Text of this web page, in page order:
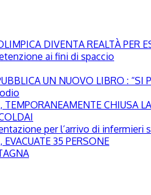
DIVENTA REALTÀ
ai fini di spaccio
UN NUOVO LIBRO : “SI
CHIUSA
per l’arrivo di infermieri
35 PERSONE